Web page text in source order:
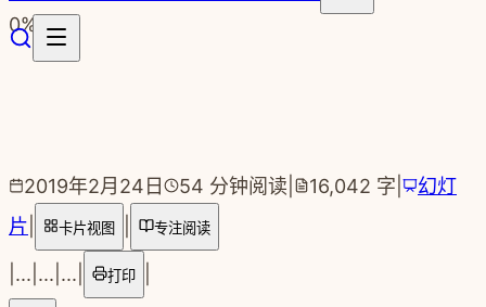
跳转到主要内容
0%
2019年2月24日 54 分钟阅读 16,042 字
幻灯
片
卡片视图 专注阅读
... ... ... 打印